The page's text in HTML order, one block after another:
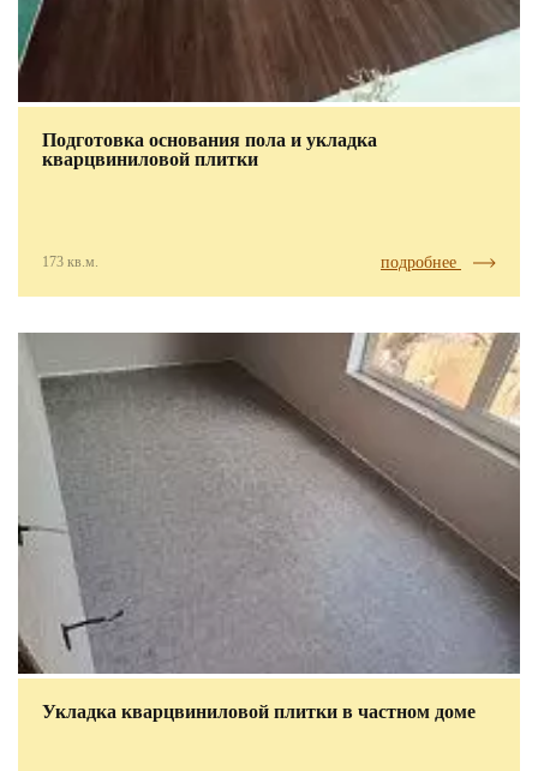
Подготовка основания пола и укладка
кварцвиниловой плитки
173 кв.м. подробнее
Укладка кварцвиниловой плитки в частном доме